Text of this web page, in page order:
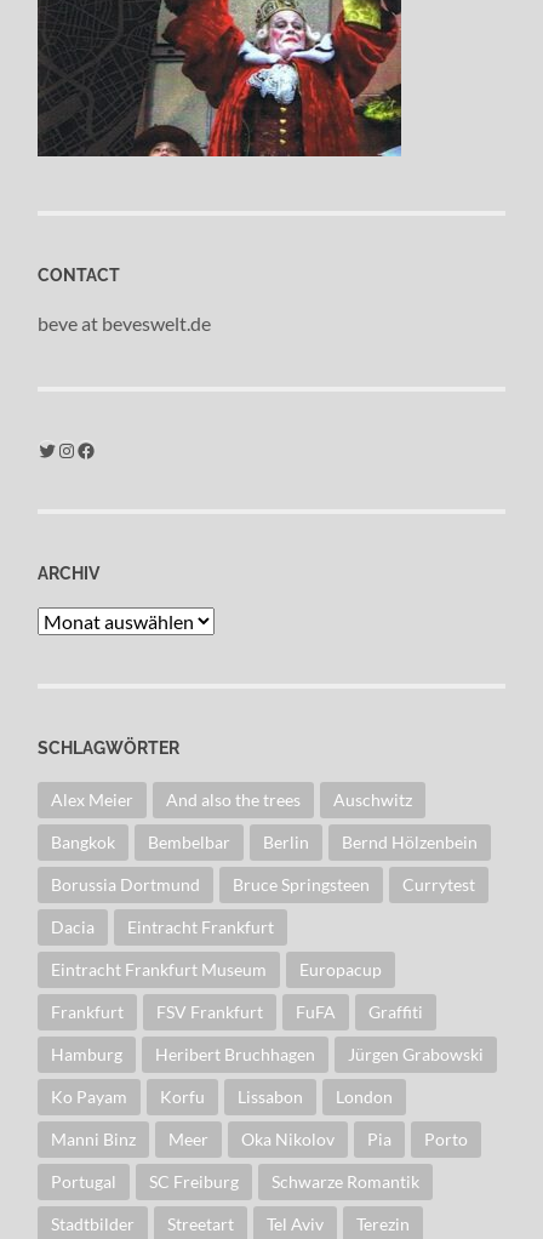
CONTACT
beve at beveswelt.de
Twitter Instagram Facebook
ARCHIV
Archiv
SCHLAGWÖRTER
Alex Meier And also the trees Auschwitz
Bangkok Bembelbar Berlin Bernd Hölzenbein
Borussia Dortmund Bruce Springsteen Currytest
Dacia Eintracht Frankfurt
Eintracht Frankfurt Museum Europacup
Frankfurt FSV Frankfurt FuFA Graffiti
Hamburg Heribert Bruchhagen Jürgen Grabowski
Ko Payam Korfu Lissabon London
Manni Binz Meer Oka Nikolov Pia Porto
Portugal SC Freiburg Schwarze Romantik
Stadtbilder Streetart Tel Aviv Terezin